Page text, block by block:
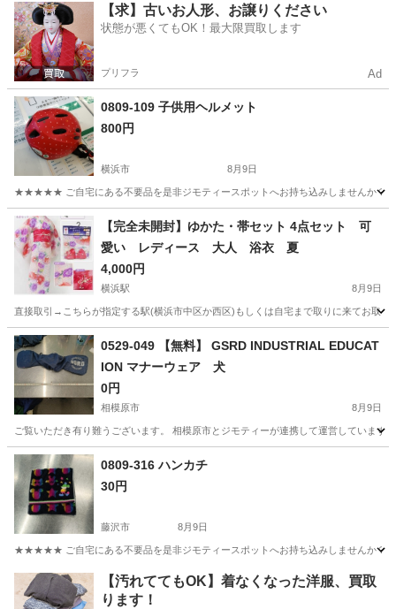
神奈川 東山田駅 アクセサリー
【求】古いお人形、お譲りください
状態が悪くてもOK！最大限買取します
プリフラ Ad
0809-109 子供用ヘルメット
800円
横浜市 8月9日
★★★★★ ご自宅にある不要品を是非ジモティースポットへお持ち込みしませんか？
神奈川 横浜市 小物 ヘルメット
【完全未開封】ゆかた・帯セット 4点セット 可
愛い レディース 大人 浴衣 夏
4,000円
横浜駅 8月9日
直接取引→こちらが指定する駅(横浜市中区か西区)もしくは自宅まで取りに来てお取
神奈川 横浜市 その他
0529-049 【無料】 GSRD INDUSTRIAL EDUCAT
ION マナーウェア 犬
0円
相模原市 8月9日
ご覧いただき有り難うございます。 相模原市とジモティーが連携して運営してい
神奈川 相模原市 リユース
0809-316 ハンカチ
30円
藤沢市 8月9日
★★★★★ ご自宅にある不要品を是非ジモティースポットへお持ち込みしませんか？
神奈川 藤沢市 小物 現地
【汚れててもOK】着なくなった洋服、買取
ります！